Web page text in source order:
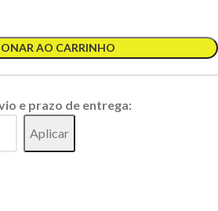
AO CARRINHO
e prazo de entrega:
Aplicar